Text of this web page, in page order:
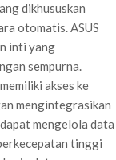
dikhususkan
otomatis. ASUS
inti yang
sempurna.
akses ke
mengintegrasikan
mengelola data
tinggi